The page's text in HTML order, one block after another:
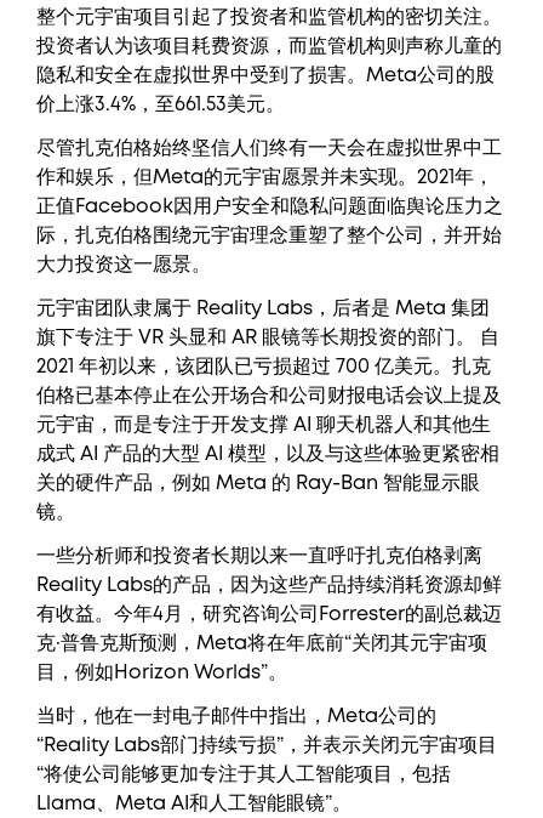
整个元宇宙项目引起了投资者和监管机构的密切关注。
投资者认为该项目耗费资源，而监管机构则声称儿童的
隐私和安全在虚拟世界中受到了损害。Meta公司的股
价上涨3.4%，至661.53美元。
尽管扎克伯格始终坚信人们终有一天会在虚拟世界中工
作和娱乐，但Meta的元宇宙愿景并未实现。2021年，
正值Facebook因用户安全和隐私问题面临舆论压力之
际，扎克伯格围绕元宇宙理念重塑了整个公司，并开始
大力投资这一愿景。
元宇宙团队隶属于 Reality Labs，后者是 Meta 集团
旗下专注于 VR 头显和 AR 眼镜等长期投资的部门。 自
2021 年初以来，该团队已亏损超过 700 亿美元。扎克
伯格已基本停止在公开场合和公司财报电话会议上提及
元宇宙，而是专注于开发支撑 AI 聊天机器人和其他生
成式 AI 产品的大型 AI 模型，以及与这些体验更紧密相
关的硬件产品，例如 Meta 的 Ray-Ban 智能显示眼
镜。
一些分析师和投资者长期以来一直呼吁扎克伯格剥离
Reality Labs的产品，因为这些产品持续消耗资源却鲜
有收益。今年4月，研究咨询公司Forrester的副总裁迈
克·普鲁克斯预测，Meta将在年底前“关闭其元宇宙项
目，例如Horizo​​n Worlds”。
当时，他在一封电子邮件中指出，Meta公司的
“Reality Labs部门持续亏损”，并表示关闭元宇宙项目
“将使公司能够更加专注于其人工智能项目，包括
Llama、Meta AI和人工智能眼镜”。